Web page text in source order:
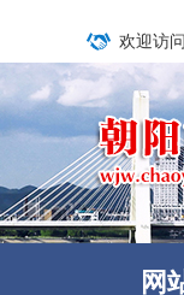
欢迎访
网